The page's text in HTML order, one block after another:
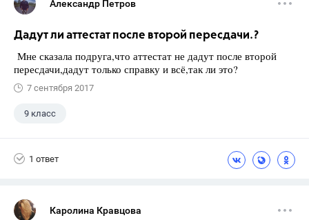
Александр Петров
Дадут ли аттестат после второй пересдачи.?
Мне сказала подруга,что аттестат не дадут после второй
пересдачи,дадут только справку и всё,так ли это?
7 сентября 2017
9 класс
1 ответ
Каролина Кравцова